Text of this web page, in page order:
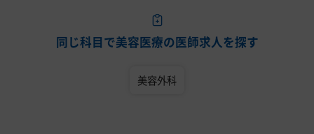
同じ科目で美容医療の医師求人を探す
美容外科